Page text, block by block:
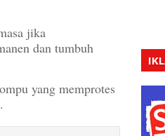
jika
dan tumbuh
yang memprotes